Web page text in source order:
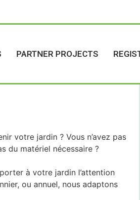
PARTNER PROJECTS
votre jardin ? Vous n’avez pas
du matériel nécessaire ?
à votre jardin l’attention
ou annuel, nous adaptons